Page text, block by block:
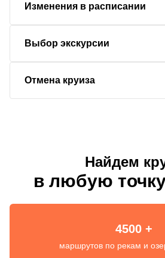
Изменения в расписании
Выбор экскурсии
Отмена круиза
Найдем
в любую
4500 +
маршрутов по рекам и